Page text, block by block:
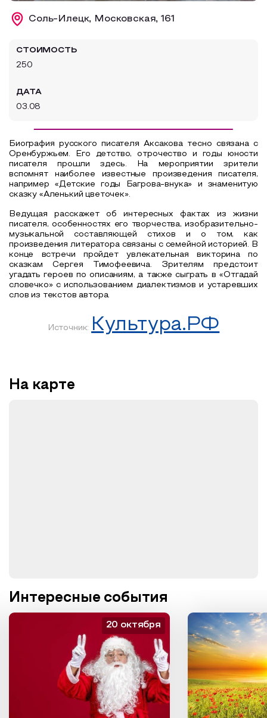
Образовательный туризм
Соль-Илецк, Московская, 161
СТОИМОСТЬ
250
ДАТА
03.08
Биография русского писателя Аксакова тесно связана с
Оренбуржьем. Его детство, отрочество и годы юности
писателя прошли здесь. На мероприятии зрители
вспомнят наиболее известные произведения писателя,
например «Детские годы Багрова-внука» и знаменитую
сказку «Аленький цветочек».
Ведущая расскажет об интересных фактах из жизни
писателя, особенностях его творчества, изобразительно-
музыкальной составляющей стихов и о том, как
произведения литератора связаны с семейной историей. В
конце встречи пройдет увлекательная викторина по
сказкам Сергея Тимофеевича. Зрителям предстоит
угадать героев по описаниям, а также сыграть в «Отгадай
словечко» с использованием диалектизмов и устаревших
слов из текстов автора.
Источник: Культура.РФ
На карте
Интересные события
20 октября